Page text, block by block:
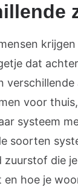
dat
voor
systeem
soorten
zuurstof die
en hoe je